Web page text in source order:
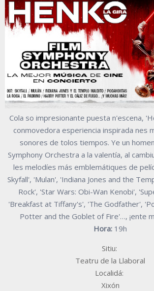
Cola so impresionante puesta n'escena,
conmovedora esperiencia inspirada nes
sonores de tolos tiempos. Ye un
Symphony Orchestra a la valentía, al
les melodíes más emblemátiques de
Skyfall', 'Mulan', 'Indiana Jones and the
Rock', 'Star Wars: Obi-Wan Kenobi',
'Breakfast at Tiffany's', 'The Godfather',
Potter and the Goblet of Fire'…, ¡ente
Hora: 19h
Sitiu:
Teatru de la Llaboral
Localidá:
Xixón